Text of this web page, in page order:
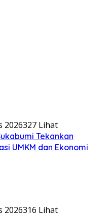
2026327 Lihat
Tekankan
UMKM dan Ekonomi
2026316 Lihat